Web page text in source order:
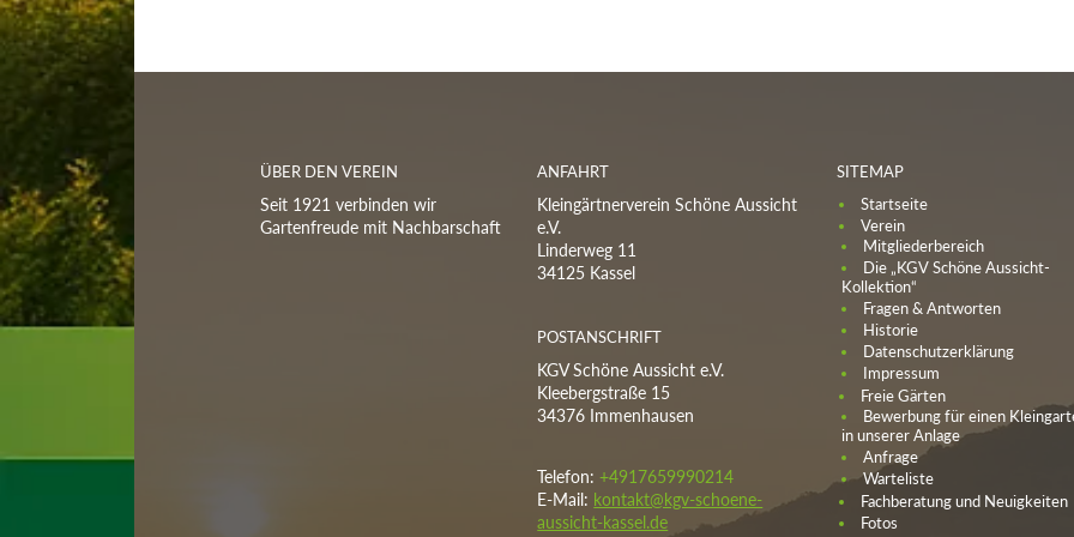
ÜBER DEN VEREIN
Seit 1921 verbinden wir
Gartenfreude mit Nachbarschaft
ANFAHRT
Kleingärtnerverein Schöne Aussicht
e.V.
Linderweg 11
34125 Kassel
POSTANSCHRIFT
KGV Schöne Aussicht e.V.
Kleebergstraße 15
34376 Immenhausen
Telefon:+4917659990214
E-Mail: kontakt@kgv-schoene-
aussicht-kassel.de
SITEMAP
Startseite
Verein
Mitgliederbereich
Die „KGV Schöne Aussicht-
Kollektion“
Fragen & Antworten
Historie
Datenschutzerklärung
Impressum
Freie Gärten
Bewerbung für einen
in unserer Anlage
Anfrage
Warteliste
Fachberatung und Neuigkeiten
Fotos